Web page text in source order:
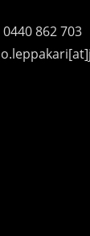
862 703